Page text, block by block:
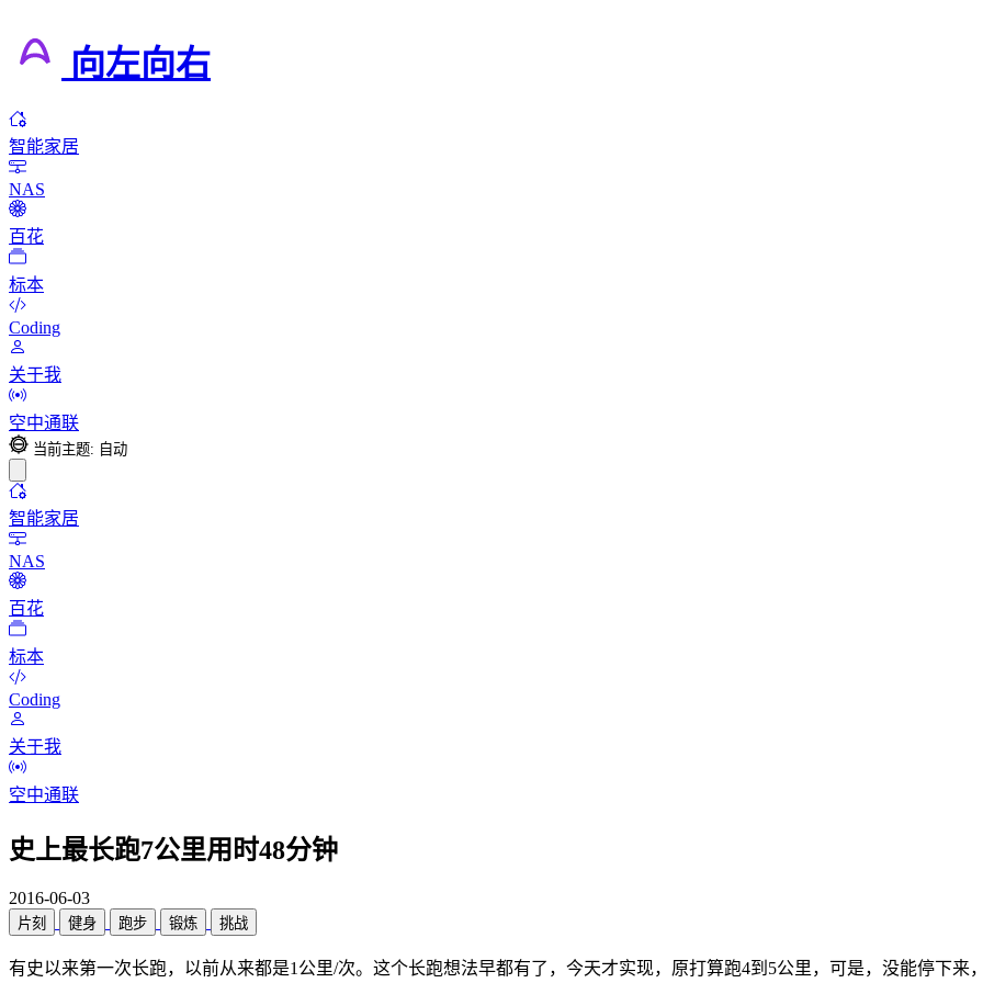
向左向右
智能家居
NAS
百花
标本
Coding
关于我
空中通联
当前主题: 自动
智能家居
NAS
百花
标本
Coding
关于我
空中通联
史上最长跑7公里用时48分钟
2016-06-03
片刻 健身 跑步 锻炼 挑战
有史以来第一次长跑，以前从来都是1公里/次。这个长跑想法早都有了，今天才实现，原打算跑4到5公里，可是，没能停下来